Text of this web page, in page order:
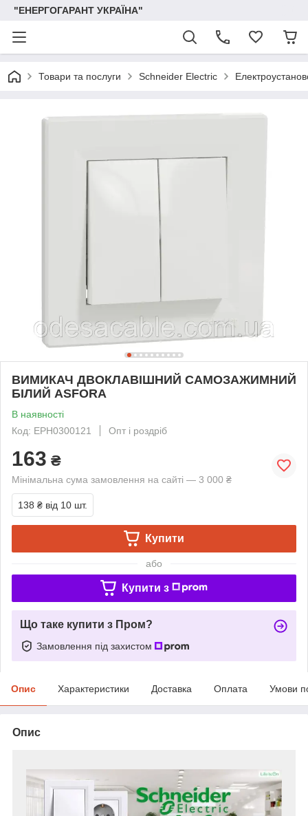
"ЕНЕРГОГАРАНТ УКРАЇНА"
Товари та послуги Schneider Electric
ВИМИКАЧ ДВОКЛАВІШНИЙ САМОЗАЖИМНИЙ
БІЛИЙ ASFORA
В наявності
Код: EPH0300121
Опт і роздріб
163 ₴
Мінімальна сума замовлення на сайті — 3 000 ₴
138 ₴ від 10 шт.
Купити
або
Купити з
Що таке купити з Пром?
Замовлення під захистом
Опис Характеристики Доставка Оплата Умови
Опис